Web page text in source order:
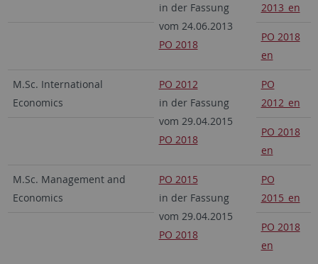
in der Fassung
vom 24.06.2013
PO 2018
2013_en
PO 2018
en
M.Sc. International
Economics
PO 2012
in der Fassung
vom 29.04.2015
PO 2018
PO
2012_en
PO 2018
en
M.Sc. Management and
Economics
PO 2015
in der Fassung
vom 29.04.2015
PO 2018
PO
2015_en
PO 2018
en